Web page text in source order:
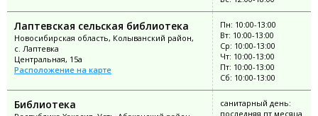
Лаптевская сельская библиотека
Новосибирская область, Колыванский район,
с. Лаптевка
Центральная, 15а
Расположение на карте
Пн: 10:00-13:00
Вт: 10:00-13:00
Ср: 10:00-13:00
Чт: 10:00-13:00
Пт: 10:00-13:00
Сб: 10:00-13:00
Библиотека
санитарный день:
последняя пт месяца